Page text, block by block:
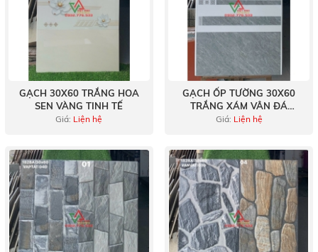
GẠCH 30X60 TRẮNG HOA
SEN VÀNG TINH TẾ
Giá: Liện hệ
GẠCH ỐP TƯỜNG 30X60
TRẮNG XÁM VÂN ĐÁ
MARBLE KẺ SỌC TRANG TRÍ
Giá: Liện hệ